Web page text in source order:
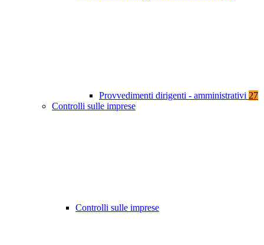
Provvedimenti dirigenti - amministrativi 27
Controlli sulle imprese
Controlli sulle imprese